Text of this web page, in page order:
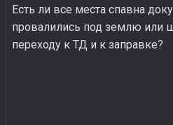
Есть ли все места спавна
провалились под землю или
переходу к ТД и к заправке?